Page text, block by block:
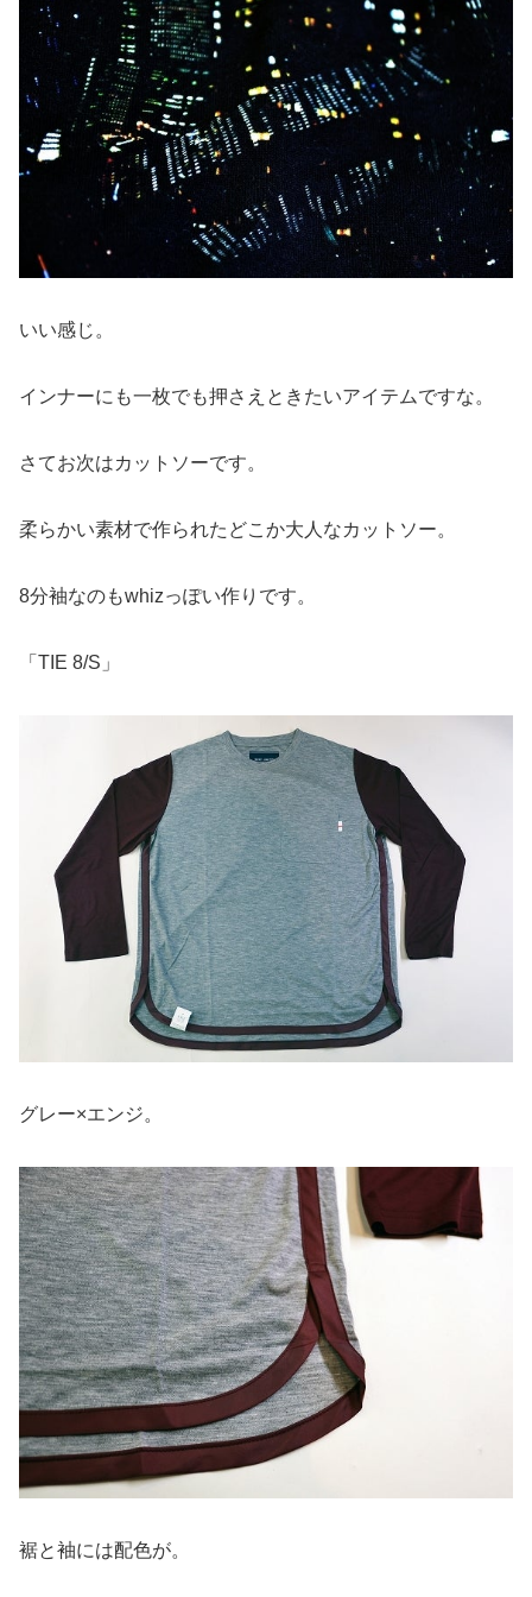
いい感じ。
インナーにも一枚でも押さえときたいアイテムですな。
さてお次はカットソーです。
柔らかい素材で作られたどこか大人なカットソー。
8分袖なのもwhizっぽい作りです。
「TIE 8/S」
グレー×エンジ。
裾と袖には配色が。